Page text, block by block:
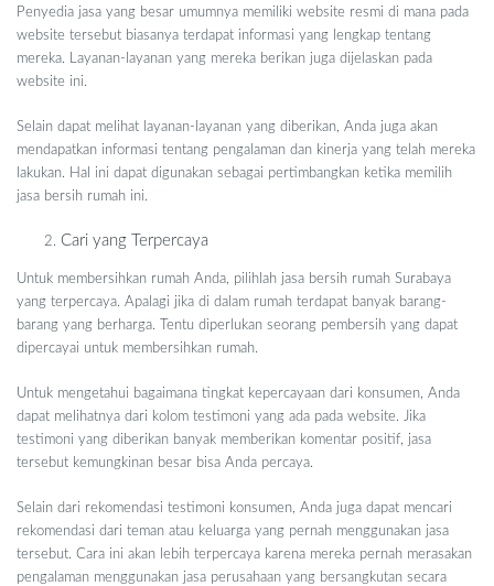
Penyedia jasa yang besar umumnya memiliki website resmi di mana pada
website tersebut biasanya terdapat informasi yang lengkap tentang
mereka. Layanan-layanan yang mereka berikan juga dijelaskan pada
website ini.
Selain dapat melihat layanan-layanan yang diberikan, Anda juga akan
mendapatkan informasi tentang pengalaman dan kinerja yang telah mereka
lakukan. Hal ini dapat digunakan sebagai pertimbangkan ketika memilih
jasa bersih rumah ini.
Cari yang Terpercaya
Untuk membersihkan rumah Anda, pilihlah jasa bersih rumah Surabaya
yang terpercaya. Apalagi jika di dalam rumah terdapat banyak barang-
barang yang berharga. Tentu diperlukan seorang pembersih yang dapat
dipercayai untuk membersihkan rumah.
Untuk mengetahui bagaimana tingkat kepercayaan dari konsumen, Anda
dapat melihatnya dari kolom testimoni yang ada pada website. Jika
testimoni yang diberikan banyak memberikan komentar positif, jasa
tersebut kemungkinan besar bisa Anda percaya.
Selain dari rekomendasi testimoni konsumen, Anda juga dapat mencari
rekomendasi dari teman atau keluarga yang pernah menggunakan jasa
tersebut. Cara ini akan lebih terpercaya karena mereka pernah merasakan
pengalaman menggunakan jasa perusahaan yang bersangkutan secara